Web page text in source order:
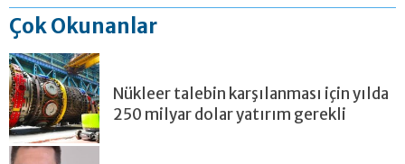
Çok Okunanlar
Nükleer talebin karşılanması için yılda
250 milyar dolar yatırım gerekli